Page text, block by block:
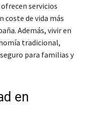
servicios
coste de vida más
Además, vivir en
tradicional,
para familias y
en